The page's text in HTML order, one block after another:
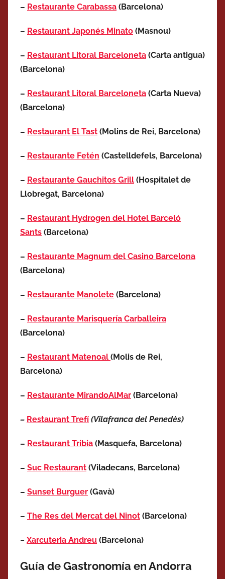
– Restaurante Carabassa (Barcelona)
– Restaurant Japonés Minato (Masnou)
– Restaurant Litoral Barceloneta (Carta antigua)
(Barcelona)
– Restaurant Litoral Barceloneta (Carta Nueva)
(Barcelona)
– Restaurant El Tast (Molins de Rei, Barcelona)
– Restaurante Fetén (Castelldefels, Barcelona)
– Restaurante Gauchitos Grill (Hospitalet de
Llobregat, Barcelona)
– Restaurant Hydrogen del Hotel Barceló
Sants (Barcelona)
– Restaurante Magnum del Casino Barcelona
(Barcelona)
– Restaurante Manolete (Barcelona)
– Restaurante Marisquería Carballeira
(Barcelona)
– Restaurant Matenoal (Molis de Rei,
Barcelona)
– Restaurante MirandoAlMar (Barcelona)
– Restaurant Trefí (Vilafranca del Penedès)
– Restaurant Tribia (Masquefa, Barcelona)
– Suc Restaurant (Viladecans, Barcelona)
– Sunset Burguer (Gavà)
– The Res del Mercat del Ninot (Barcelona)
– Xarcuteria Andreu (Barcelona)
Guía de Gastronomía en Andorra